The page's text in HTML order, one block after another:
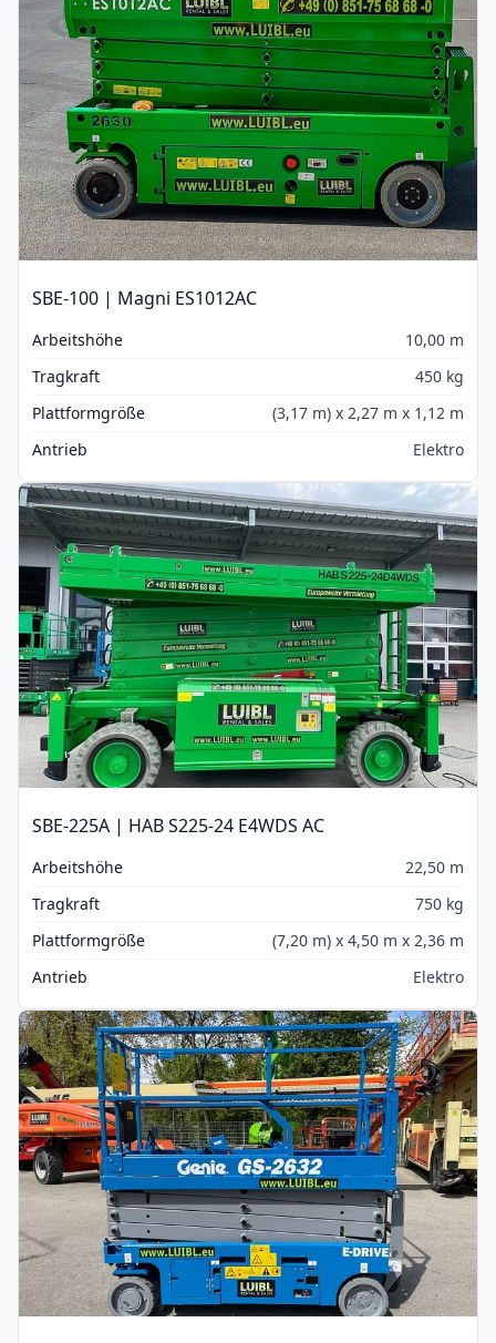
SBE-100 | Magni ES1012AC
Arbeitshöhe
10,00 m
Tragkraft
450 kg
Plattformgröße
(3,17 m) x 2,27 m x 1,12 m
Antrieb
Elektro
SBE-225A | HAB S225-24 E4WDS AC
Arbeitshöhe
22,50 m
Tragkraft
750 kg
Plattformgröße
(7,20 m) x 4,50 m x 2,36 m
Antrieb
Elektro